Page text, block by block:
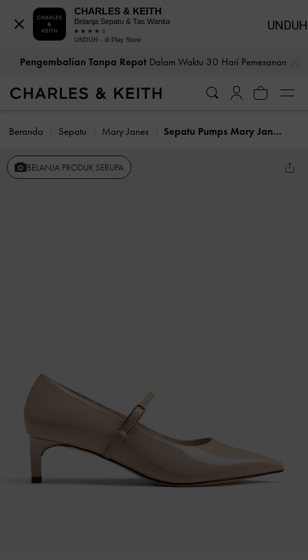
Pengembalian Tanpa RepotDalam Waktu 30 Hari Pemesanan
Beranda Sepatu Mary Janes Sepatu Pumps Mary Jane Luciana Patent
BELANJA PRODUK SERUPA
CHARLES & KEITH
Belanja Sepatu & Tas Wanita
UNDUH - di Play Store
UNDUH